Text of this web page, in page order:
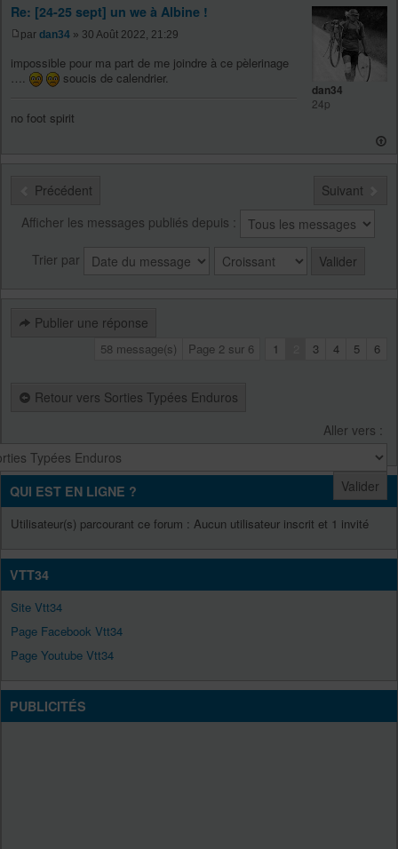
Re: [24-25 sept] un we à Albine !
par dan34 » 30 Août 2022, 21:29
impossible pour ma part de me joindre à ce pèlerinage
soucis de calendrier.
no foot spirit
dan34
24p
Précédent
Suivant
Afficher les messages publiés depuis :
Trier par
Publier une réponse
58 message(s) Page 2 sur 6 1 3 4 5 6
Retour vers Sorties Typées Enduros
Aller vers :
QUI EST EN LIGNE ?
Utilisateur(s) parcourant ce forum : Aucun utilisateur inscrit et 1 invité
VTT34
Site Vtt34
Page Facebook Vtt34
Page Youtube Vtt34
PUBLICITÉS